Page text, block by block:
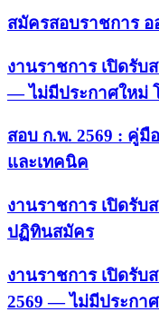
สมัครสอบราชการ
งานราชการ เปิดรับ
— ไม่มีประกาศใหม่
สอบ ก.พ. 2569 : คู่มื
และเทคนิค
งานราชการ เปิดรับ
ปฏิทินสมัคร
งานราชการ เปิดรับ
2569 — ไม่มีประกา